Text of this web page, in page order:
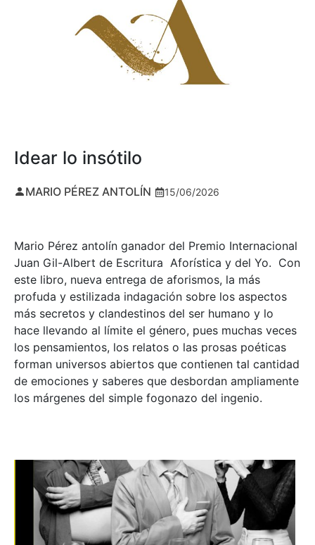
Idear lo insótilo
MARIO PÉREZ ANTOLÍN 15/06/2026
Mario Pérez antolín ganador del Premio Internacional
Juan Gil-Albert de Escritura Aforística y del Yo. Con
este libro, nueva entrega de aforismos, la más
profuda y estilizada indagación sobre los aspectos
más secretos y clandestinos del ser humano y lo
hace llevando al límite el género, pues muchas veces
los pensamientos, los relatos o las prosas poéticas
forman universos abiertos que contienen tal cantidad
de emociones y saberes que desbordan ampliamente
los márgenes del simple fogonazo del ingenio.